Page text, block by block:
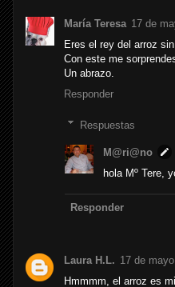
María Teresa 17 de
Eres el rey del arroz
Con este me
Un abrazo.
Responder
Respuestas
M@ri@no
hola Mº Tere,
Responder
Laura H.L. 17 de
Hmmmm, el arroz es